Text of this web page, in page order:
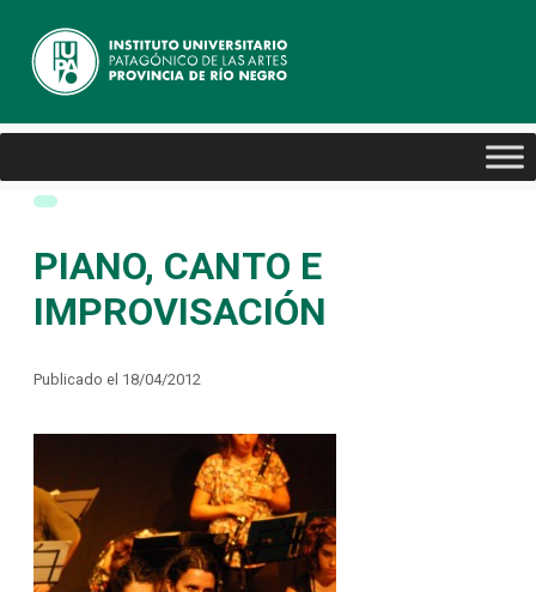
PIANO, CANTO E
IMPROVISACIÓN
Publicado el 18/04/2012